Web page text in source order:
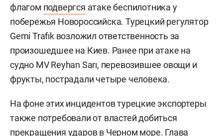
флагом подвергся атаке беспилотника у
побережья Новороссийска. Турецкий регулятор
Gemi Trafık возложил ответственность за
произошедшее на Киев. Ранее при атаке на
судно MV Reyhan Sarı, перевозившее овощи и
фрукты, пострадали четыре человека.
На фоне этих инцидентов турецкие экспортеры
также потребовали от властей добиться
прекращения ударов в Черном море. Глава